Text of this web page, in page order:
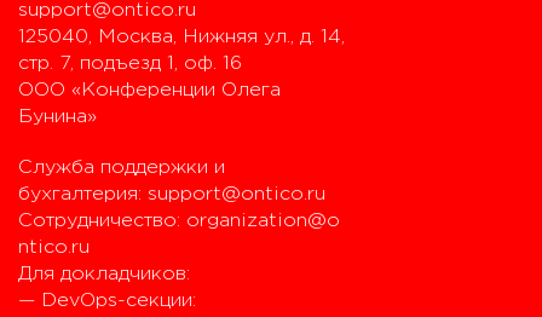
support@ontico.ru
125040, Москва, Нижняя ул., д. 14,
стр. 7, подъезд 1, оф. 16
ООО «Конференции Олега
Бунина»
Служба поддержки и
бухгалтерия: support@ontico.ru
Сотрудничество: organization@o
ntico.ru
Для докладчиков:
— DevOps-секции: